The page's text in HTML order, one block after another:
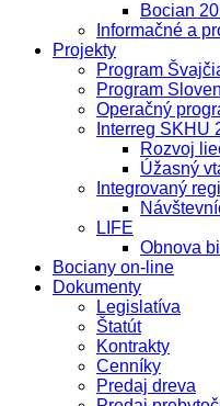
Bocian
Informačné a
Projekty
Program
Program
Operačný
Interreg SKHU
Rozvoj
Úžasný
Integrovaný
LIFE
Obnova
Bociany on-line
Dokumenty
Legislatíva
Štatút
Kontrakty
Cenníky
Predaj dreva